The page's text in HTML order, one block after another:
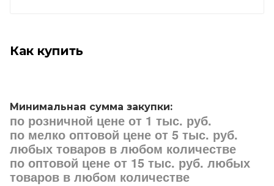
Как купить
Минимальная сумма закупки:
по розничной цене от 1 тыс. руб.
по мелко оптовой цене от 5 тыс. руб.
любых товаров в любом количестве
по оптовой цене от 15 тыс. руб. любых
товаров в любом количестве